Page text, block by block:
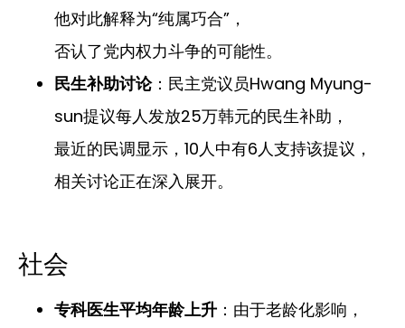
他对此解释为“纯属巧合”，
否认了党内权力斗争的可能性。
民生补助讨论：民主党议员Hwang Myung-
sun提议每人发放25万韩元的民生补助，
最近的民调显示，10人中有6人支持该提议，
相关讨论正在深入展开。
社会
专科医生平均年龄上升 ：由于老龄化影响，